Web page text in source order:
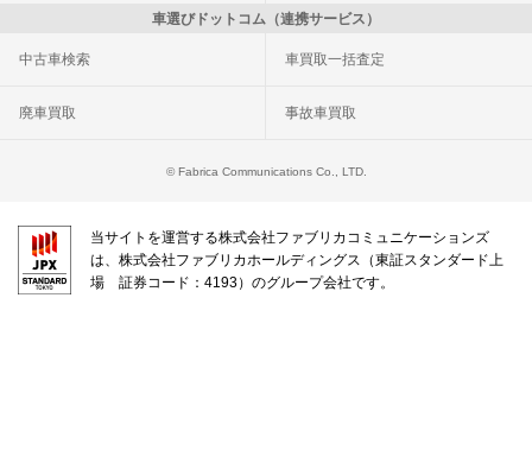
車選びドットコム（連携サービス）
中古車検索 車買取一括査定
廃車買取 事故車買取
© Fabrica Communications Co., LTD.
当サイトを運営する株式会社ファブリカコミュニケーションズ
は、株式会社ファブリカホールディングス（東証スタンダード上
場 証券コード：4193）のグループ会社です。